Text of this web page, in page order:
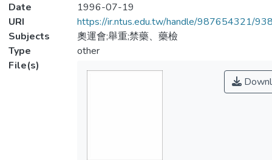
Date
1996-07-19
URI
https://ir.ntus.edu.tw/handle/987654321/
Subjects
奧運會;舉重;禁藥、藥檢
Type
other
File(s)